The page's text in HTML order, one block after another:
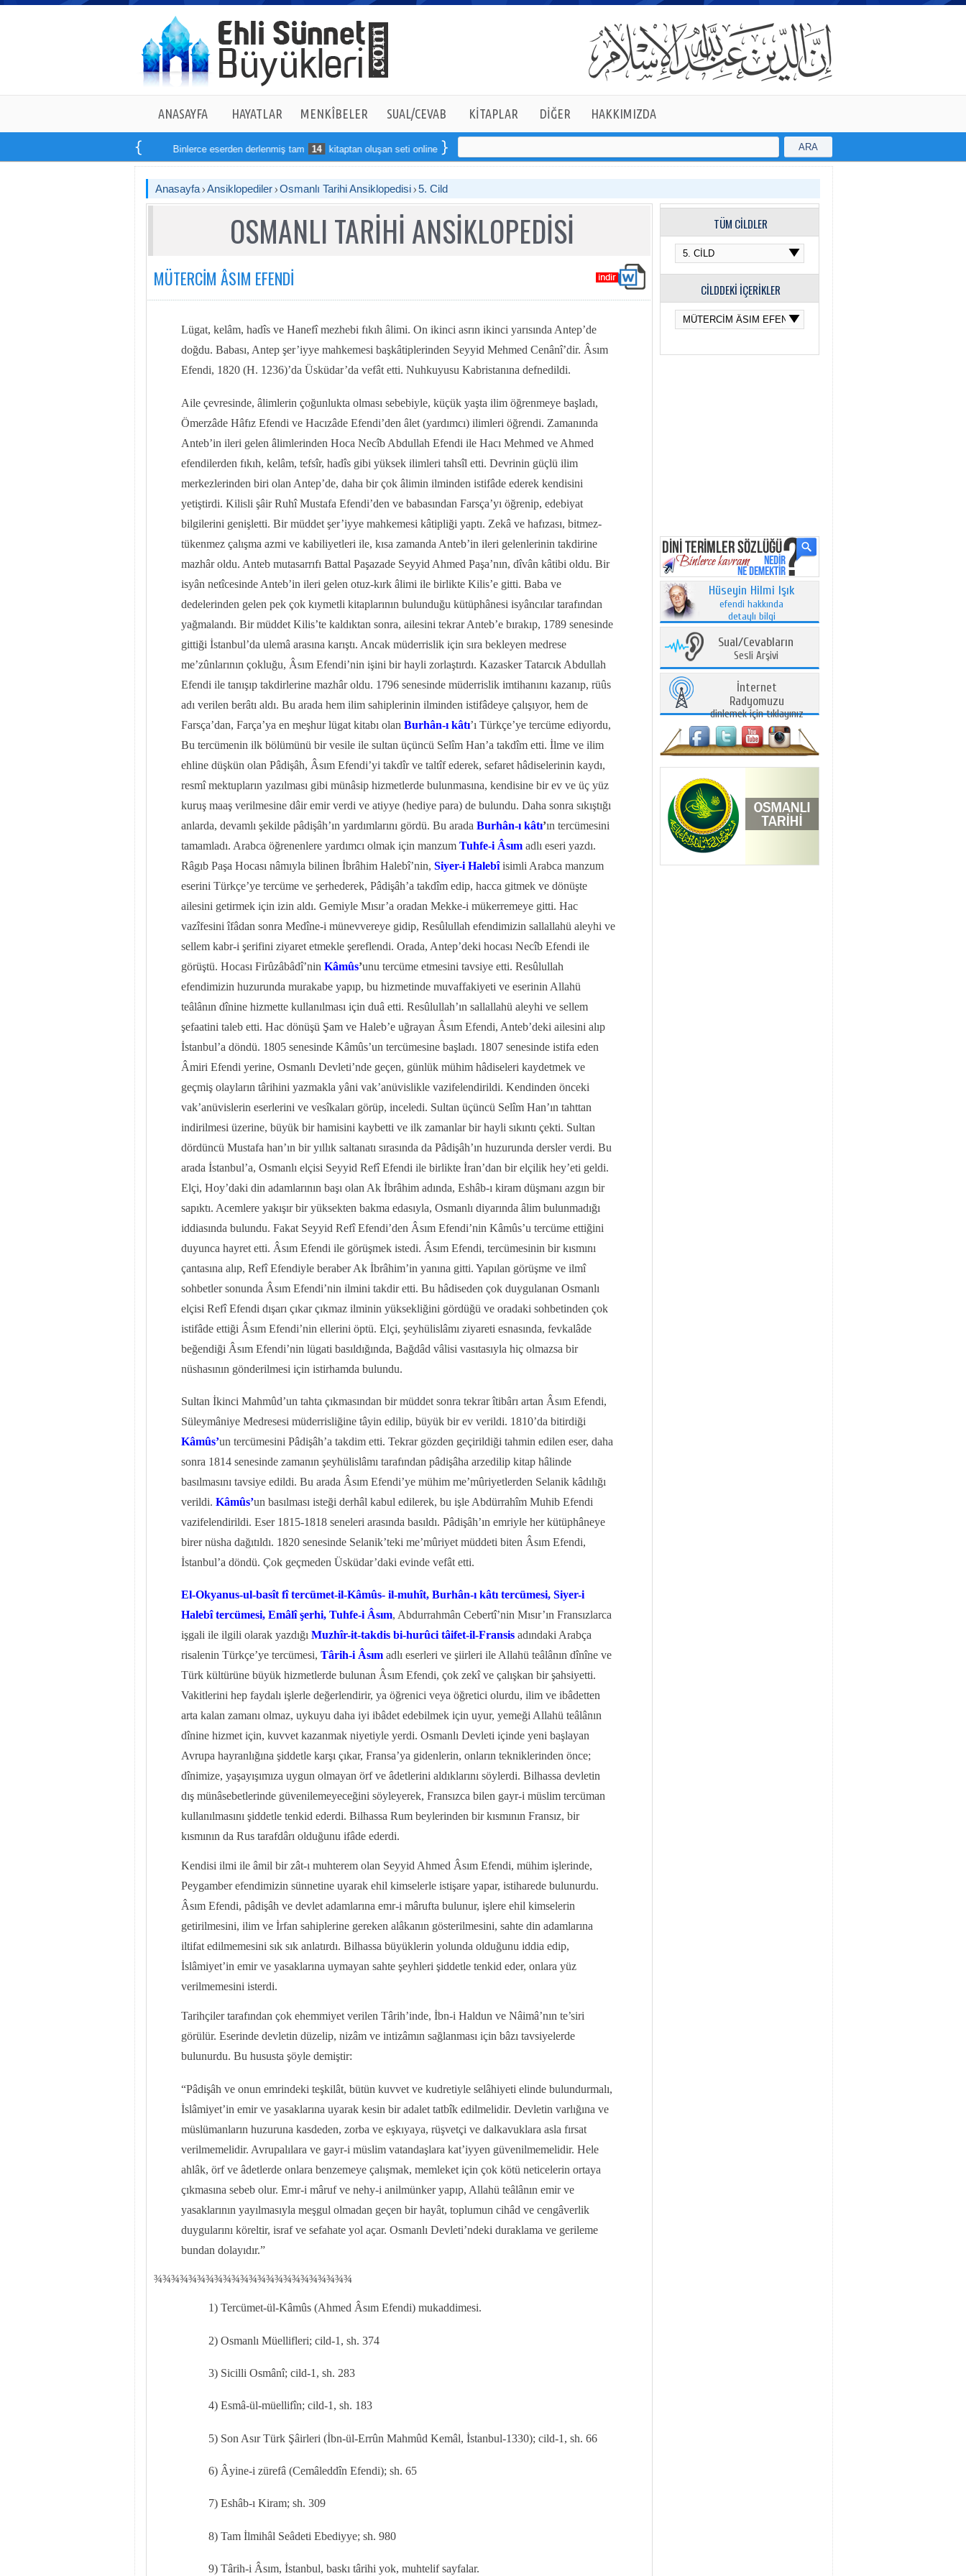
ANASAYFA HAYATLAR MENKÎBELER SUAL/CEVAB KİTAPLAR DİĞER HAKKIMIZDA
Binlerce eserden derlenmiş tam 14 kitaptan oluşan seti online sipariş verebilirsiniz ARA
Anasayfa Ansiklopediler Osmanlı Tarihi Ansiklopedisi 5. Cild
OSMANLI TARİHİ ANSİKLOPEDİSİ
MÜTERCİM ÂSIM EFENDİ
Lügat, kelâm, hadîs ve Hanefî mezhebi fıkıh âlimi. On ikinci asrın ikinci yarısında Antep’de
doğdu. Babası, Antep şer’iyye mahkemesi başkâtiplerinden Seyyid Mehmed Cenânî’dir. Âsım
Efendi, 1820 (H. 1236)’da Üsküdar’da vefât etti. Nuhkuyusu Kabristanına defnedildi.
Aile çevresinde, âlimlerin çoğunlukta olması sebebiyle, küçük yaşta ilim öğrenmeye başladı,
Ömerzâde Hâfız Efendi ve Hacızâde Efendi’den âlet (yardımcı) ilimleri öğrendi. Zamanında
Anteb’in ileri gelen âlimlerinden Hoca Necîb Abdullah Efendi ile Hacı Mehmed ve Ahmed
efendilerden fıkıh, kelâm, tefsîr, hadîs gibi yüksek ilimleri tahsîl etti. Devrinin güçlü ilim
merkezlerinden biri olan Antep’de, daha bir çok âlimin ilminden istifâde ederek kendisini
yetiştirdi. Kilisli şâir Ruhî Mustafa Efendi’den ve babasından Farsça’yı öğrenip, edebiyat
bilgilerini genişletti. Bir müddet şer’iyye mahkemesi kâtipliği yaptı. Zekâ ve hafızası, bitmez-
tükenmez çalışma azmi ve kabiliyetleri ile, kısa zamanda Anteb’in ileri gelenlerinin takdirine
mazhâr oldu. Anteb mutasarrıfı Battal Paşazade Seyyid Ahmed Paşa’nın, dîvân kâtibi oldu. Bir
isyân netîcesinde Anteb’in ileri gelen otuz-kırk âlimi ile birlikte Kilis’e gitti. Baba ve
dedelerinden gelen pek çok kıymetli kitaplarının bulunduğu kütüphânesi isyâncılar tarafından
yağmalandı. Bir müddet Kilis’te kaldıktan sonra, ailesini tekrar Anteb’e bırakıp, 1789 senesinde
gittiği İstanbul’da ulemâ arasına karıştı. Ancak müderrislik için sıra bekleyen medrese
me’zûnlarının çokluğu, Âsım Efendi’nin işini bir hayli zorlaştırdı. Kazasker Tatarcık Abdullah
Efendi ile tanışıp takdirlerine mazhâr oldu. 1796 senesinde müderrislik imtihanını kazanıp, rüûs
adı verilen berâtı aldı. Bu arada hem ilim sahiplerinin ilminden istifâdeye çalışıyor, hem de
Farsça’dan, Farça’ya en meşhur lügat kitabı olan Burhân-ı kâtı’ı Türkçe’ye tercüme ediyordu,
Bu tercümenin ilk bölümünü bir vesile ile sultan üçüncü Selîm Han’a takdîm etti. İlme ve ilim
ehline düşkün olan Pâdişâh, Âsım Efendi’yi takdîr ve taltîf ederek, sefaret hâdiselerinin kaydı,
resmî mektupların yazılması gibi münâsip hizmetlerde bulunmasına, kendisine bir ev ve üç yüz
kuruş maaş verilmesine dâir emir verdi ve atiyye (hediye para) de bulundu. Daha sonra sıkıştığı
anlarda, devamlı şekilde pâdişâh’ın yardımlarını gördü. Bu arada Burhân-ı kâtı’ın tercümesini
tamamladı. Arabca öğrenenlere yardımcı olmak için manzum Tuhfe-i Âsımadlı eseri yazdı.
Râgıb Paşa Hocası nâmıyla bilinen İbrâhim Halebî’nin, Siyer-i Halebîisimli Arabca manzum
eserini Türkçe’ye tercüme ve şerhederek, Pâdişâh’a takdîm edip, hacca gitmek ve dönüşte
ailesini getirmek için izin aldı. Gemiyle Mısır’a oradan Mekke-i mükerremeye gitti. Hac
vazîfesini îfâdan sonra Medîne-i münevvereye gidip, Resûlullah efendimizin sallallahü aleyhi ve
sellem kabr-i şerifini ziyaret etmekle şereflendi. Orada, Antep’deki hocası Necîb Efendi ile
görüştü. Hocası Firûzâbâdî’nin Kâmûs’unu tercüme etmesini tavsiye etti. Resûlullah
efendimizin huzurunda murakabe yapıp, bu hizmetinde muvaffakiyeti ve eserinin Allahü
teâlânın dînine hizmette kullanılması için duâ etti. Resûlullah’ın sallallahü aleyhi ve sellem
şefaatini taleb etti. Hac dönüşü Şam ve Haleb’e uğrayan Âsım Efendi, Anteb’deki ailesini alıp
İstanbul’a döndü. 1805 senesinde Kâmûs’un tercümesine başladı. 1807 senesinde istifa eden
Âmiri Efendi yerine, Osmanlı Devleti’nde geçen, günlük mühim hâdiseleri kaydetmek ve
geçmiş olayların târihini yazmakla yâni vak’anüvislikle vazifelendirildi. Kendinden önceki
vak’anüvislerin eserlerini ve vesîkaları görüp, inceledi. Sultan üçüncü Selîm Han’ın tahttan
indirilmesi üzerine, büyük bir hamisini kaybetti ve ilk zamanlar bir hayli sıkıntı çekti. Sultan
dördüncü Mustafa han’ın bir yıllık saltanatı sırasında da Pâdişâh’ın huzurunda dersler verdi. Bu
arada İstanbul’a, Osmanlı elçisi Seyyid Refî Efendi ile birlikte İran’dan bir elçilik hey’eti geldi.
Elçi, Hoy’daki din adamlarının başı olan Ak İbrâhim adında, Eshâb-ı kiram düşmanı azgın bir
sapıktı. Acemlere yakışır bir yüksekten bakma edasıyla, Osmanlı diyarında âlim bulunmadığı
iddiasında bulundu. Fakat Seyyid Refî Efendi’den Âsım Efendi’nin Kâmûs’u tercüme ettiğini
duyunca hayret etti. Âsım Efendi ile görüşmek istedi. Âsım Efendi, tercümesinin bir kısmını
çantasına alıp, Refî Efendiyle beraber Ak İbrâhim’in yanına gitti. Yapılan görüşme ve ilmî
sohbetler sonunda Âsım Efendi’nin ilmini takdir etti. Bu hâdiseden çok duygulanan Osmanlı
elçisi Refî Efendi dışarı çıkar çıkmaz ilminin yüksekliğini gördüğü ve oradaki sohbetinden çok
istifâde ettiği Âsım Efendi’nin ellerini öptü. Elçi, şeyhülislâmı ziyareti esnasında, fevkalâde
beğendiği Âsım Efendi’nin lügati basıldığında, Bağdâd vâlisi vasıtasıyla hiç olmazsa bir
nüshasının gönderilmesi için istirhamda bulundu.
Sultan İkinci Mahmûd’un tahta çıkmasından bir müddet sonra tekrar îtibârı artan Âsım Efendi,
Süleymâniye Medresesi müderrisliğine tâyin edilip, büyük bir ev verildi. 1810’da bitirdiği
Kâmûs’un tercümesini Pâdişâh’a takdim etti. Tekrar gözden geçirildiği tahmin edilen eser, daha
sonra 1814 senesinde zamanın şeyhülislâmı tarafından pâdişâha arzedilip kitap hâlinde
basılmasını tavsiye edildi. Bu arada Âsım Efendi’ye mühim me’mûriyetlerden Selanik kâdılığı
verildi. Kâmûs’un basılması isteği derhâl kabul edilerek, bu işle Abdürrahîm Muhib Efendi
vazifelendirildi. Eser 1815-1818 seneleri arasında basıldı. Pâdişâh’ın emriyle her kütüphâneye
birer nüsha dağıtıldı. 1820 senesinde Selanik’teki me’mûriyet müddeti biten Âsım Efendi,
İstanbul’a döndü. Çok geçmeden Üsküdar’daki evinde vefât etti.
El-Okyanus-ul-basît fî tercümet-il-Kâmûs- il-muhît, Burhân-ı kâtı tercümesi, Siyer-i
Halebî tercümesi, Emâlî şerhi, Tuhfe-i Âsım, Abdurrahmân Cebertî’nin Mısır’ın Fransızlarca
işgali ile ilgili olarak yazdığı Muzhîr-it-takdis bi-hurûci tâifet-il-Fransisadındaki Arabça
risalenin Türkçe’ye tercümesi, Târih-i Âsımadlı eserleri ve şiirleri ile Allahü teâlânın dînîne ve
Türk kültürüne büyük hizmetlerde bulunan Âsım Efendi, çok zekî ve çalışkan bir şahsiyetti.
Vakitlerini hep faydalı işlerle değerlendirir, ya öğrenici veya öğretici olurdu, ilim ve ibâdetten
arta kalan zamanı olmaz, uykuyu daha iyi ibâdet edebilmek için uyur, yemeği Allahü teâlânın
dînine hizmet için, kuvvet kazanmak niyetiyle yerdi. Osmanlı Devleti içinde yeni başlayan
Avrupa hayranlığına şiddetle karşı çıkar, Fransa’ya gidenlerin, onların tekniklerinden önce;
dînimize, yaşayışımıza uygun olmayan örf ve âdetlerini aldıklarını söylerdi. Bilhassa devletin
dış münâsebetlerinde güvenilemeyeceğini söyleyerek, Fransızca bilen gayr-i müslim tercüman
kullanılmasını şiddetle tenkid ederdi. Bilhassa Rum beylerinden bir kısmının Fransız, bir
kısmının da Rus tarafdârı olduğunu ifâde ederdi.
Kendisi ilmi ile âmil bir zât-ı muhterem olan Seyyid Ahmed Âsım Efendi, mühim işlerinde,
Peygamber efendimizin sünnetine uyarak ehil kimselerle istişare yapar, istiharede bulunurdu.
Âsım Efendi, pâdişâh ve devlet adamlarına emr-i mârufta bulunur, işlere ehil kimselerin
getirilmesini, ilim ve İrfan sahiplerine gereken alâkanın gösterilmesini, sahte din adamlarına
iltifat edilmemesini sık sık anlatırdı. Bilhassa büyüklerin yolunda olduğunu iddia edip,
İslâmiyet’in emir ve yasaklarına uymayan sahte şeyhleri şiddetle tenkid eder, onlara yüz
verilmemesini isterdi.
Tarihçiler tarafından çok ehemmiyet verilen Târih’inde, İbn-i Haldun ve Nâimâ’nın te’siri
görülür. Eserinde devletin düzelip, nizâm ve intizâmın sağlanması için bâzı tavsiyelerde
bulunurdu. Bu hususta şöyle demiştir:
“Pâdişâh ve onun emrindeki teşkilât, bütün kuvvet ve kudretiyle selâhiyeti elinde bulundurmalı,
İslâmiyet’in emir ve yasaklarına uyarak kesin bir adalet tatbîk edilmelidir. Devletin varlığına ve
müslümanların huzuruna kasdeden, zorba ve eşkıyaya, rüşvetçi ve dalkavuklara asla fırsat
verilmemelidir. Avrupalılara ve gayr-i müslim vatandaşlara kat’iyyen güvenilmemelidir. Hele
ahlâk, örf ve âdetlerde onlara benzemeye çalışmak, memleket için çok kötü neticelerin ortaya
çıkmasına sebeb olur. Emr-i mâruf ve nehy-i anilmünker yapıp, Allahü teâlânın emir ve
yasaklarının yayılmasıyla meşgul olmadan geçen bir hayât, toplumun cihâd ve cengâverlik
duygularını köreltir, israf ve sefahate yol açar. Osmanlı Devleti’ndeki duraklama ve gerileme
bundan dolayıdır.”
¾¾¾¾¾¾¾¾¾¾¾¾¾¾¾¾¾¾¾¾¾¾¾
1) Tercümet-ül-Kâmûs (Ahmed Âsım Efendi) mukaddimesi.
2) Osmanlı Müellifleri; cild-1, sh. 374
3) Sicilli Osmânî; cild-1, sh. 283
4) Esmâ-ül-müellifîn; cild-1, sh. 183
5) Son Asır Türk Şâirleri (İbn-ül-Errûn Mahmûd Kemâl, İstanbul-1330); cild-1, sh. 66
6) Âyine-i zürefâ (Cemâleddîn Efendi); sh. 65
7) Eshâb-ı Kiram; sh. 309
8) Tam İlmihâl Seâdeti Ebediyye; sh. 980
9) Târih-i Âsım, İstanbul, baskı târihi yok, muhtelif sayfalar.
TÜM CİLDLER
CİLDDEKİ İÇERİKLER
Hüseyin Hilmi Işık
efendi hakkında
detaylı bilgi
Sual/Cevabların
Sesli Arşivi
İnternet
Radyomuzu
dinlemek için tıklayınız